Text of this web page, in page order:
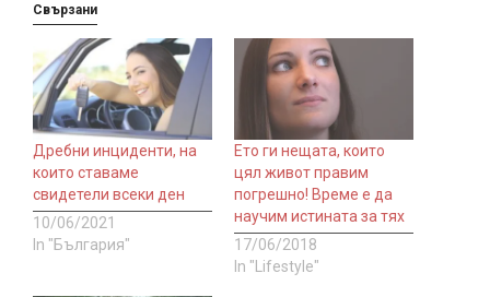
Свързани
Дребни инциденти, на
които ставаме
свидетели всеки ден
10/06/2021
In "България"
Ето ги нещата, които
цял живот правим
погрешно! Време е да
научим истината за тях
17/06/2018
In "Lifestyle"